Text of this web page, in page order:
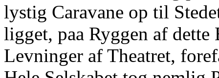
lystig Caravane op til
ligget, paa Ryggen af
Levninger af Theatret,